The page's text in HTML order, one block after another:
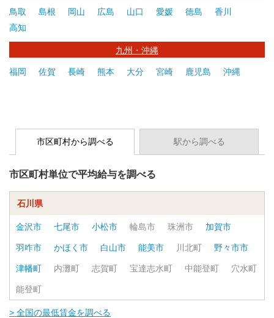
鳥取 島根 岡山 広島 山口 愛媛 徳島
香川
高知
九州・沖縄
福岡 佐賀 長崎 熊本 大分 宮崎 鹿児島 沖縄
市区町村から調べる 駅から調べる
市区町村単位で平均給与を調べる
石川県
金沢市 七尾市 小松市 輪島市 珠洲市 加賀市
羽咋市 かほく市 白山市 能美市 川北町 野々市市
津幡町 内灘町 志賀町 宝達志水町 中能登町 穴水町
能登町
> 全国の最低賃金を調べる